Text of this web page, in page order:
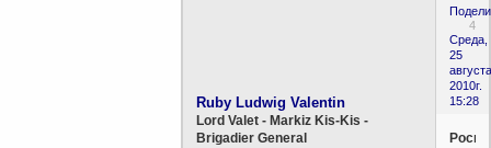
4
Среда,
25
2010г.
15:28
Ruby Ludwig Valentin
Lord Valet - Markiz Kis-Kis -
Brigadier General